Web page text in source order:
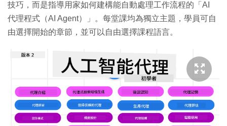
技巧，而是指導用家如何建構能自動處理工作流程的「AI
代理程式（AI Agent）」。每堂課均為獨立主題，學員可自
由選擇開始的章節，並可以自由選擇課程語言。